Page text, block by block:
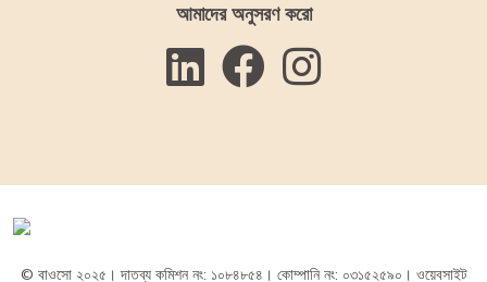
আমাদের অনুসরণ করো
© বাওসো ২০২৫। দাতব্য কমিশন নং: ১০৮৪৮৫৪। কোম্পানি নং: ০৩১৫২৫৯০। ওয়েবসাইট